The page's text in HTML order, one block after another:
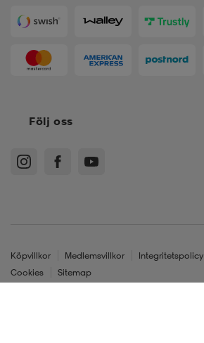
Följ oss
Köpvillkor Medlemsvillkor Integritetspolicy
Cookies
Sitemap